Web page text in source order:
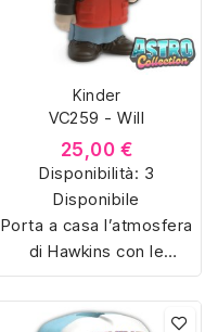
Kinder
VC259 - Will
25,00 €
Disponibilità: 3
Disponibile
Porta a casa l’atmosfera
di Hawkins con le
sorpresine Kinder Joy
dedicate a Stranger